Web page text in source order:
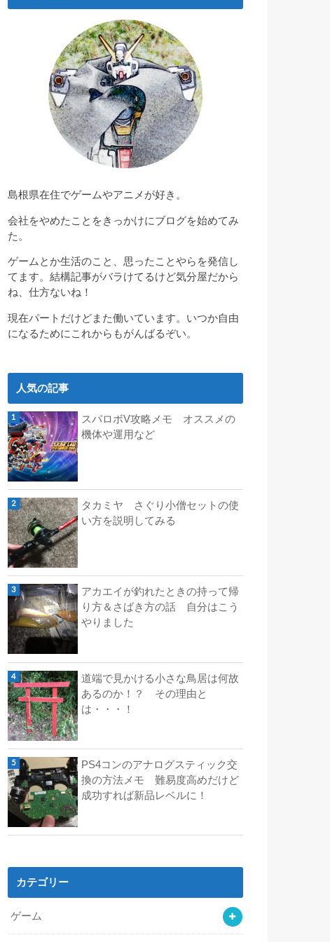
島根県在住でゲームやアニメが好き。
会社をやめたことをきっかけにブログを始めてみ
た。
ゲームとか生活のこと、思ったことやらを発信し
てます。結構記事がバラけてるけど気分屋だから
ね、仕方ないね！
現在パートだけどまた働いています。いつか自由
になるためにこれからもがんばるぞい。
人気の記事
スパロボV攻略メモ オススメの
機体や運用など
タカミヤ さぐり小僧セットの使
い方を説明してみる
アカエイが釣れたときの持って帰
り方＆さばき方の話 自分はこう
やりました
道端で見かける小さな鳥居は何故
あるのか！？ その理由と
は・・・！
PS4コンのアナログスティック交
換の方法メモ 難易度高めだけど
成功すれば新品レベルに！
カテゴリー
ゲーム